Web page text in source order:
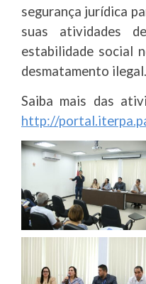
segurança jurídica
suas atividades
estabilidade social
desmatamento ilegal.
Saiba mais das
http://